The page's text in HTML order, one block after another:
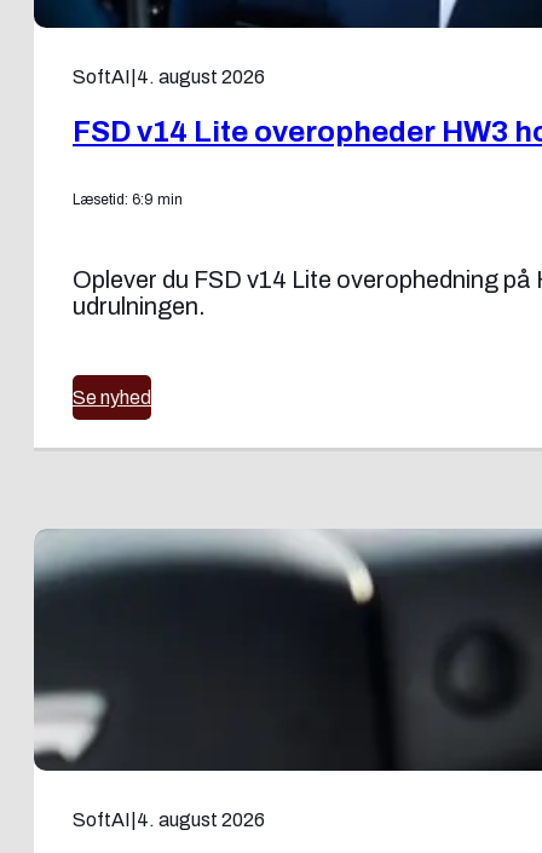
SoftAI 4. august 2026
FSD v14 Lite overopheder HW3
Læsetid: 6:9 min
Oplever du FSD v14 Lite overophedning
udrulningen.
Se nyhed
SoftAI 4. august 2026